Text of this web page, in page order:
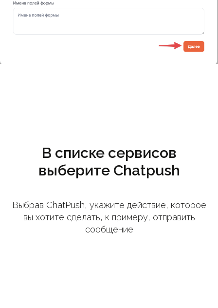
В списке сервисов
выберите Chatpush
Выбрав ChatPush, укажите действие, которое
вы хотите сделать, к примеру, отправить
сообщение